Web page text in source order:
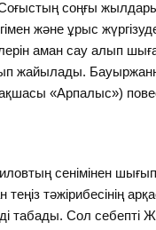
соңғы
және ұрыс
аман сау алып
жайылады.
«Арпалыс»)
сенімінен
тәжірибесінің
табады. Сол себепті